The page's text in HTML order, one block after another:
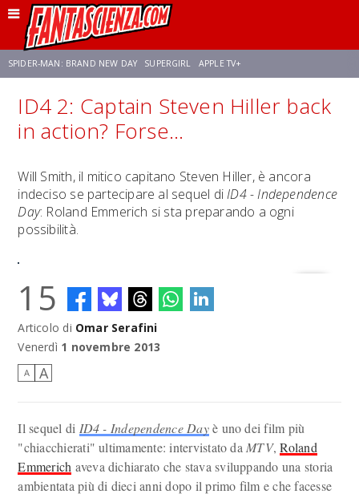
SPIDER-MAN: BRAND NEW DAY SUPERGIRL APPLE TV+
FRANCO RICCIARDIELLO ZENDAYA STAR TREK AVENGERS: DOOMSDAY
ID4 2: Captain Steven Hiller back
in action? Forse...
Will Smith, il mitico capitano Steven Hiller, è ancora
indeciso se partecipare al sequel diID4 - Independence
Day: Roland Emmerich si sta preparando a ogni
possibilità.
15
Articolo di Omar Serafini
Venerdì 1 novembre 2013
A A
Il sequel di ID4 - Independence Dayè uno dei film più
"chiacchierati" ultimamente: intervistato da MTV,Roland
Emmerich aveva dichiarato che stava sviluppando una storia
ambientata più di dieci anni dopo il primo film e che facesse